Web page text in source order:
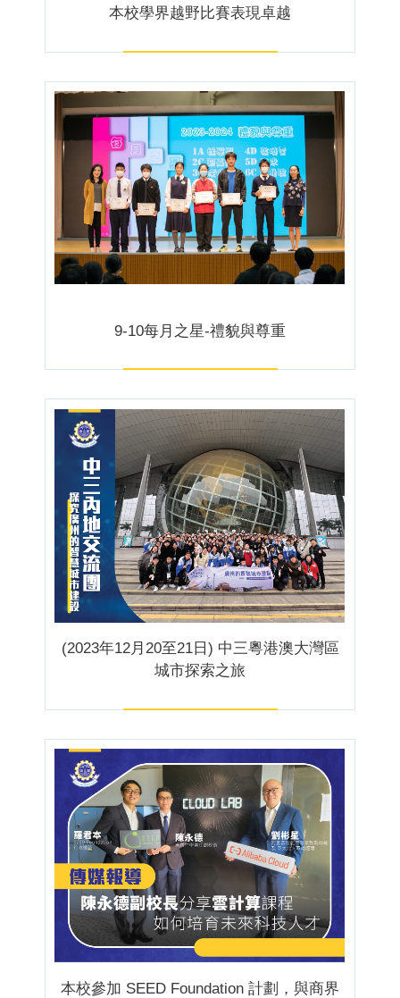
本校學界越野比賽表現卓越
9-10每月之星-禮貌與尊重
(2023年12月20至21日) 中三粵港澳大灣區
城市探索之旅
本校參加 SEED Foundation 計劃，與商界